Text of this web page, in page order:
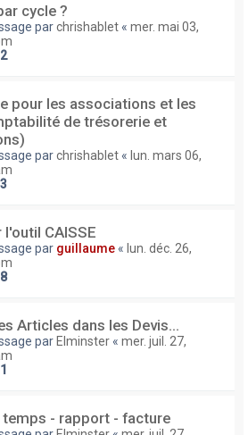
cycle ?
parchrishablet « mer. mai 03,
2
pour les associations et les
de trésorerie et
parchrishablet « lun. mars 06,
3
CAISSE
par guillaume « lun. déc. 26,
8
Articles dans les Devis...
parElminster « mer. juil. 27,
1
temps - rapport - facture